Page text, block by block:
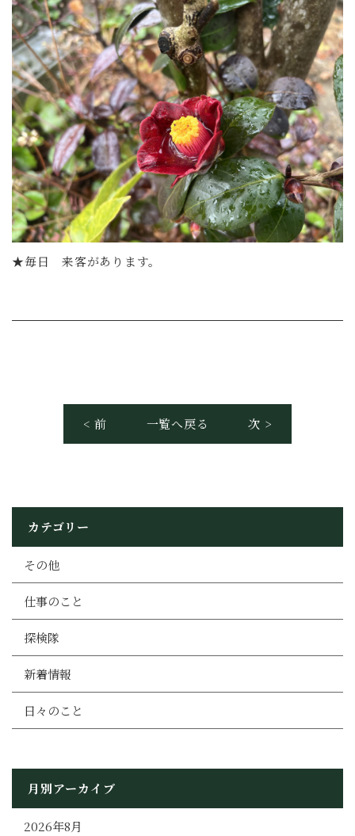
★毎日 来客があります。
< 前 一覧へ戻る 次 >
カテゴリー
その他
仕事のこと
探検隊
新着情報
日々のこと
月別アーカイブ
2026年8月